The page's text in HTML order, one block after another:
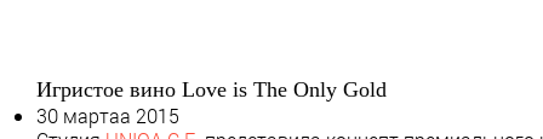
Игристое вино Love is The Only Gold
30 мартаа 2015